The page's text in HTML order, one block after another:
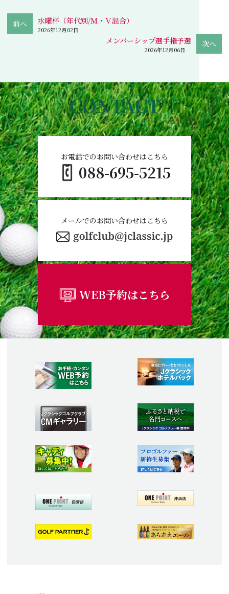
水曜杯（年代別/Ｍ・Ｖ混合）
2026年12月02日
メンバーシップ選手権予選
2026年12月06日
CONTACT
088-695-5215
お電話でのお問い合わせはこちら
メールでのお問い合わせはこちら
WEB予約はこちら